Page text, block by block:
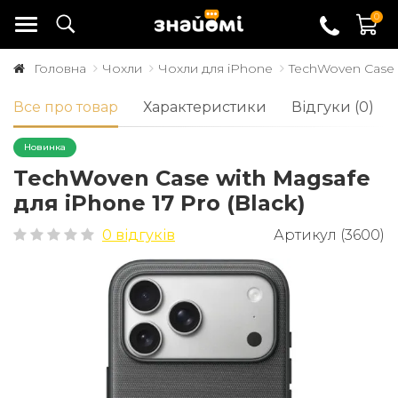
0
Головна Чохли Чохли для iPhone TechWoven
Все про товар Характеристики Відгуки (0)
Новинка
TechWoven Case with Magsafe
для iPhone 17 Pro (Black)
0 відгуків Артикул (3600)